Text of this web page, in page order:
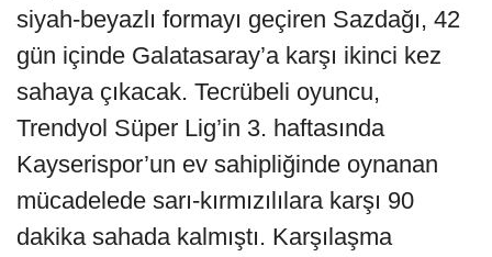
siyah-beyazlı formayı geçiren Sazdağı, 42
gün içinde Galatasaray’a karşı ikinci kez
sahaya çıkacak. Tecrübeli oyuncu,
Trendyol Süper Lig’in 3. haftasında
Kayserispor’un ev sahipliğinde oynanan
mücadelede sarı-kırmızılılara karşı 90
dakika sahada kalmıştı. Karşılaşma